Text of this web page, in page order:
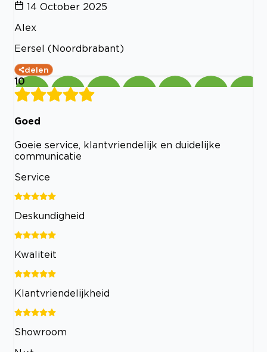
14 October 2025
Alex
Eersel (Noordbrabant)
delen
10
Goed
Goeie service, klantvriendelijk en duidelijke
communicatie
Service
Deskundigheid
Kwaliteit
Klantvriendelijkheid
Showroom